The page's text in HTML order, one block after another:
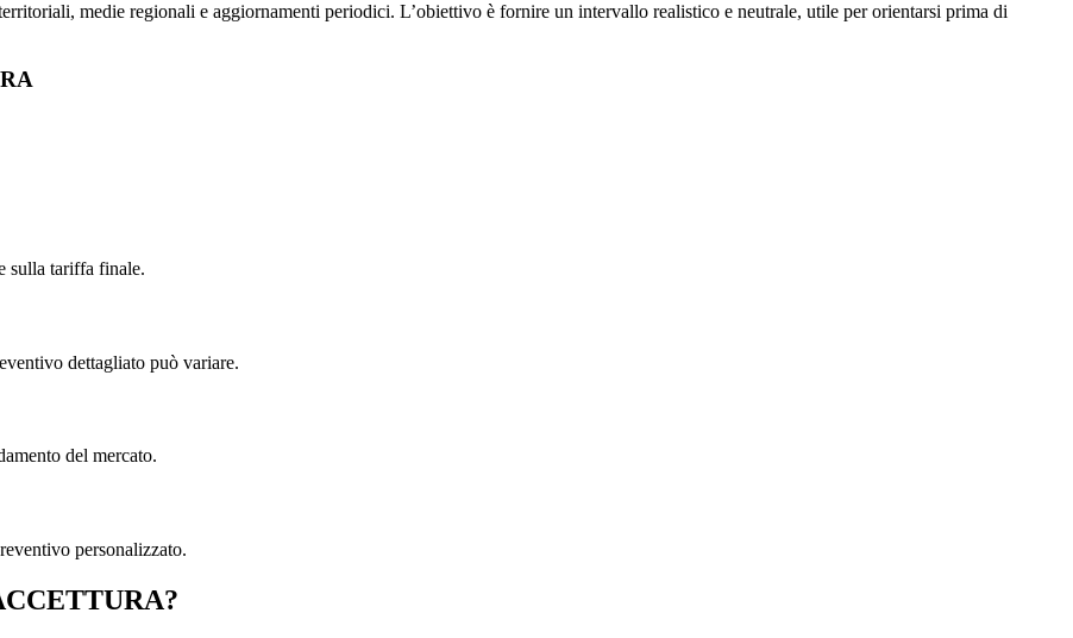
medie regionali e aggiornamenti periodici. L’obiettivo è fornire un intervallo realistico e neutrale, utile per orientarsi prima di
sulla tariffa finale.
dettagliato può variare.
del mercato.
personalizzato.